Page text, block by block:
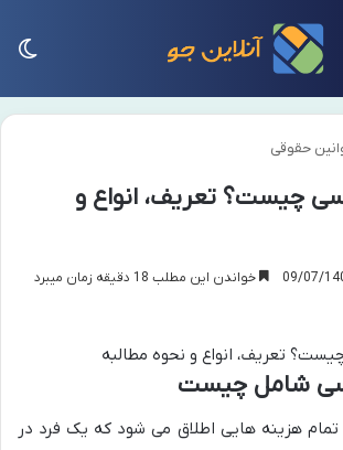
حقوقی
چیست؟ تعریف، انواع و
خواندن این مطلب 18 دقیقه زمان میبرد
شامل چیست
هزینه هایی اطلاق می شود که یک فرد در